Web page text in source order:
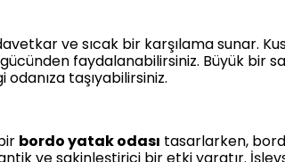
ve sıcak bir karşılama sunar.
faydalanabilirsiniz. Büyük bir
taşıyabilirsiniz.
bordo yatak odası tasarlarken,
ve sakinleştirici bir etki yaratır.